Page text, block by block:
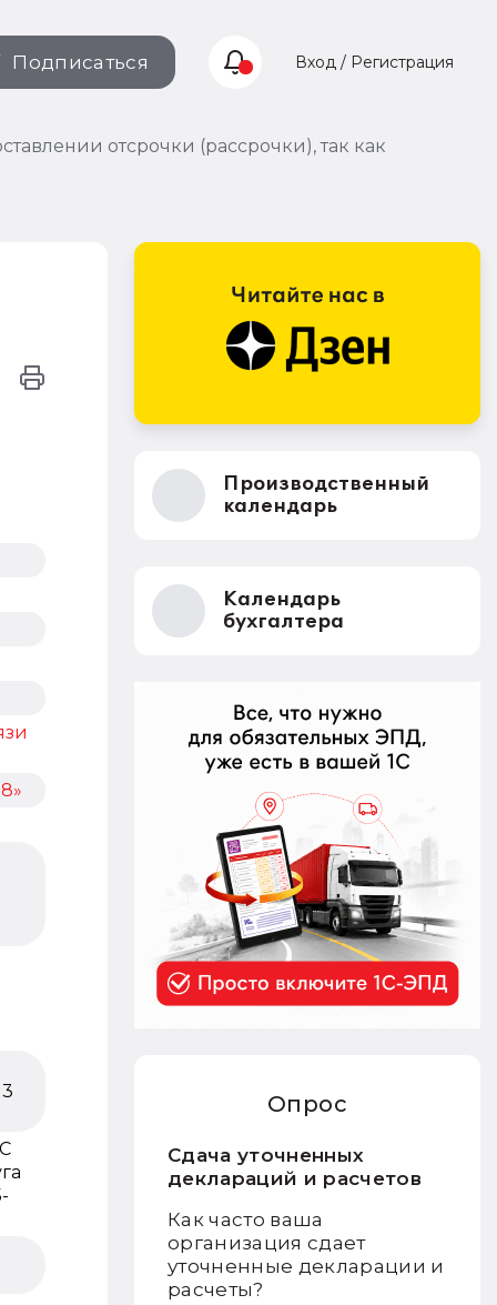
Подписаться Вход / Регистрация
отсрочки (рассрочки), так как
Производственный
календарь
Календарь
бухгалтера
Опрос
Сдача уточненных
деклараций и расчетов
Как часто ваша
организация сдает
уточненные декларации и
расчеты?